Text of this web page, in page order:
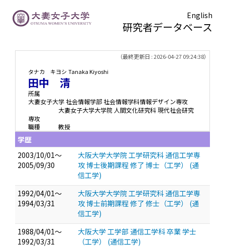
English
研究者データベース
（最終更新日 : 2026-04-27 09:24:38）
タナカ キヨシ Tanaka Kiyoshi
田中 清
所属
大妻女子大学 社会情報学部 社会情報学科情報デザイン専攻
大妻女子大学大学院 人間文化研究科 現代社会研究
専攻
職種
教授
学歴
2003/10/01～
2005/09/30
大阪大学大学院 工学研究科 通信工学専
攻 博士後期課程 修了 博士（工学） (通
信工学)
1992/04/01～
1994/03/31
大阪大学大学院 工学研究科 通信工学専
攻 博士前期課程 修了 修士（工学） (通
信工学)
1988/04/01～
1992/03/31
大阪大学 工学部 通信工学科 卒業 学士
（工学） (通信工学)